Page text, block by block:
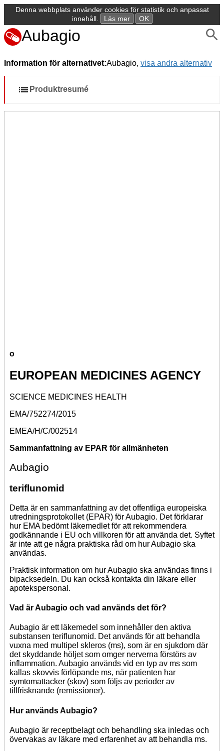
Denna webbplats använder cookies för statistik och anpassat
innehåll.
Läs mer OK
Aubagio
Information för alternativet:Aubagio, visa andra alternativ
Produktresumé
o
EUROPEAN MEDICINES AGENCY
SCIENCE MEDICINES HEALTH
EMA/752274/2015
EMEA/H/C/002514
Sammanfattning av EPAR för allmänheten
Aubagio
teriflunomid
Detta är en sammanfattning av det offentliga europeiska
utredningsprotokollet (EPAR) för Aubagio. Det förklarar
hur EMA bedömt läkemedlet för att rekommendera
godkännande i EU och villkoren för att använda det. Syftet
är inte att ge några praktiska råd om hur Aubagio ska
användas.
Praktisk information om hur Aubagio ska användas finns i
bipacksedeln. Du kan också kontakta din läkare eller
apotekspersonal.
Vad är Aubagio och vad används det för?
Aubagio är ett läkemedel som innehåller den aktiva
substansen teriflunomid. Det används för att behandla
vuxna med multipel skleros (ms), som är en sjukdom där
det skyddande höljet som omger nerverna förstörs av
inflammation. Aubagio används vid en typ av ms som
kallas skovvis förlöpande ms, när patienten har
symtomattacker (skov) som följs av perioder av
tillfrisknande (remissioner).
Hur används Aubagio?
Aubagio är receptbelagt och behandling ska inledas och
övervakas av läkare med erfarenhet av att behandla ms.